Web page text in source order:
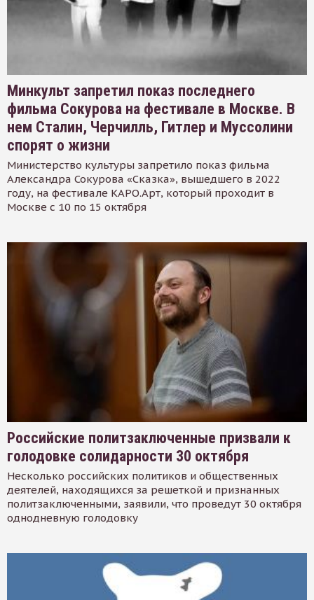
Минкульт запретил показ последнего
фильма Сокурова на фестивале в Москве. В
нем Сталин, Черчилль, Гитлер и Муссолини
спорят о жизни
Министерство культуры запретило показ фильма
Александра Сокурова «Сказка», вышедшего в 2022
году, на фестивале КАРО.Арт, который проходит в
Москве с 10 по 15 октября
Российские политзаключенные призвали к
голодовке солидарности 30 октября
Несколько российских политиков и общественных
деятелей, находящихся за решеткой и признанных
политзаключенными, заявили, что проведут 30 октября
однодневную голодовку